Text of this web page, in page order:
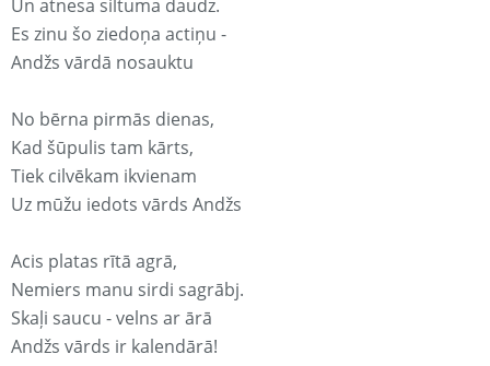
Un atnesa siltuma daudz.
Es zinu šo ziedoņa actiņu -
Andžs vārdā nosauktu
No bērna pirmās dienas,
Kad šūpulis tam kārts,
Tiek cilvēkam ikvienam
Uz mūžu iedots vārds Andžs
Acis platas rītā agrā,
Nemiers manu sirdi sagrābj.
Skaļi saucu - velns ar ārā
Andžs vārds ir kalendārā!